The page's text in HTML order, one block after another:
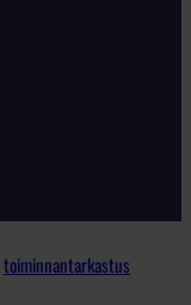
toiminnantarkastus